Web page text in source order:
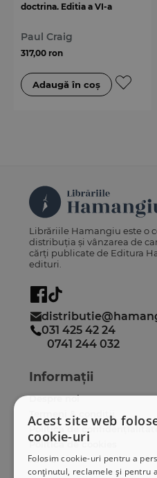
doctrina. Editia a VI-a
Paul Craig
317,00 ron
Acest site web
cookie-uri
Folosim cookie-uri pentru a
conținutul, reclamele și pentru
Librăriile Hamangiu este o
distribuția și vânzarea de
cărți publicate de Editura
edituri.
031 425 42 24
0741 244 032
Informații
Despre noi
Termeni & condiții
Politica de
Politica de cookies
ANPC